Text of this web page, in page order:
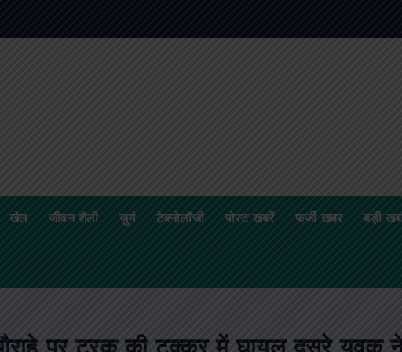
खेल जीवन शैली जुर्म टेक्नोलॉजी पोस्ट खबरें फर्जी खबर बड़ी